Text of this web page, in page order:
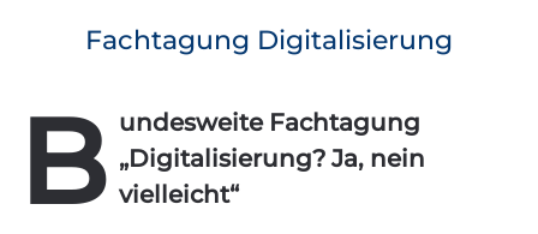
Fachtagung Digitalisierung
B undesweite Fachtagung
„Digitalisierung? Ja, nein
vielleicht“